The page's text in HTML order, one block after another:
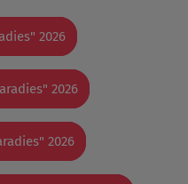
2026
2026
2026